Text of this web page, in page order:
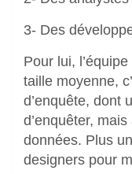
3- Des
Pour lui,
taille moyenne,
d’enquête, dont
d’enquêter,
données. Plus
designers pour